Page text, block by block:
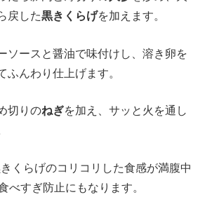
戻した黒きくらげを加えます。
ソースと醤油で味付けし、溶き卵を
ふんわり仕上げます。
切りのねぎを加え、サッと火を通し
くらげのコリコリした食感が満腹中
べすぎ防止にもなります。